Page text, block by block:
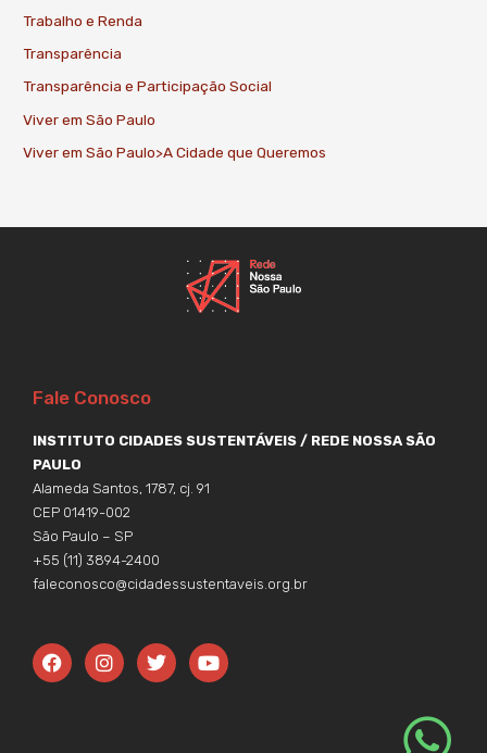
Trabalho e Renda
Transparência
Transparência e Participação Social
Viver em São Paulo
Viver em São Paulo>A Cidade que Queremos
Fale Conosco
INSTITUTO CIDADES SUSTENTÁVEIS / REDE NOSSA SÃO
PAULO
Alameda Santos, 1787, cj. 91
CEP 01419-002
São Paulo – SP
+55 (11) 3894-2400
faleconosco@cidadessustentaveis.org.br
F
a
I
n
T
w
Y
o